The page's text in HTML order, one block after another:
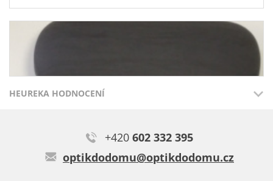
HEUREKA HODNOCENÍ
Přidáno 3.8.2026
100% 100%
+420 602 332 395
optikdodomu@optikdodomu.cz